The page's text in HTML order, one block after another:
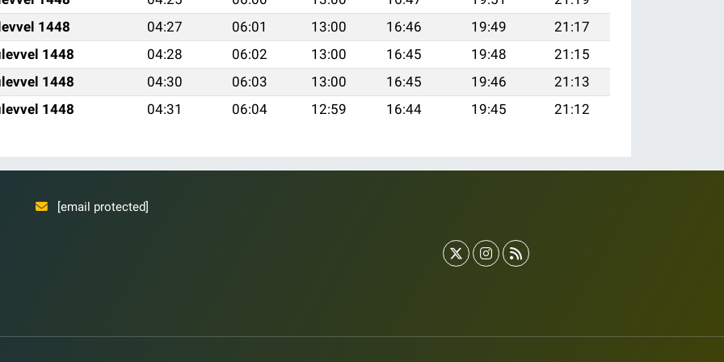
1448
04:27 06:01 13:00 16:46 19:49
21:17
1448
04:28 06:02 13:00 16:45 19:48
21:15
1448
04:30 06:03 13:00 16:45 19:46
21:13
1448
04:31 06:04 12:59 16:44 19:45 21:12
[email protected]